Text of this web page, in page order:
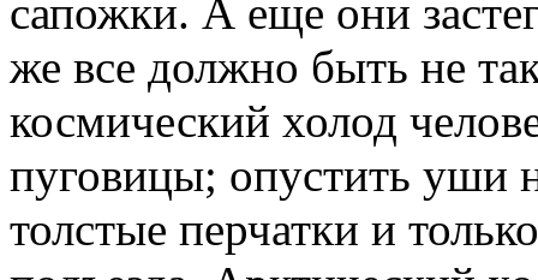
сапожки. А еще они
же все должно быть не
космический холод
пуговицы; опустить уши
толстые перчатки и